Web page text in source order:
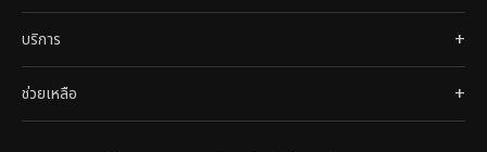
บริการ
ช่วยเหลือ